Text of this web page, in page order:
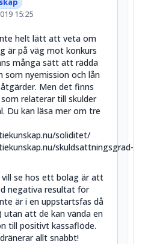
15:25
helt lätt att veta om
är på väg mot konkurs
många sätt att rädda
som nyemission och lån
Men det finns
relaterar till skulder
Du kan läsa mer om tre
soliditet/
skuldsattningsgrad-
se hos ett bolag är att
negativa resultat för
är i en uppstartsfas då
att de kan vända en
till positivt kassaflöde.
allt snabbt!